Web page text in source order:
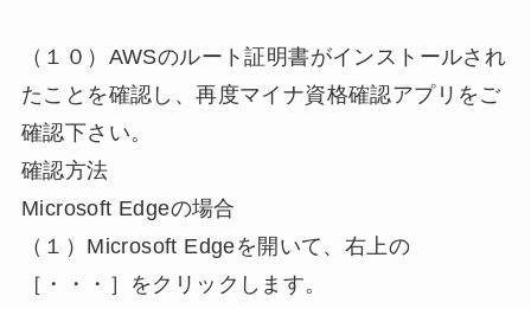
（１０）AWSのルート証明書がインストールされ
たことを確認し、再度マイナ資格確認アプリをご
確認下さい。
確認方法
Microsoft Edgeの場合
（１）Microsoft Edgeを開いて、右上の
［・・・］をクリックします。